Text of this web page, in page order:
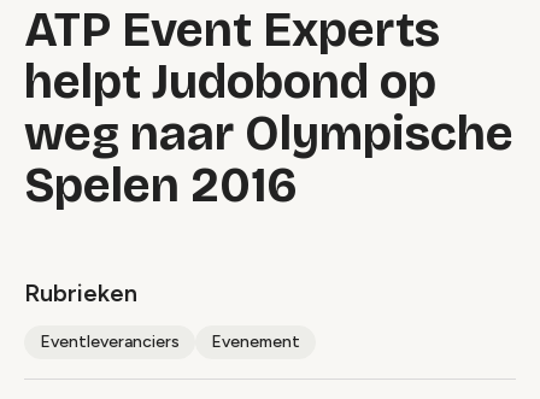
ATP Event Experts
helpt Judobond op
weg naar Olympische
Spelen 2016
Rubrieken
Eventleveranciers Evenement